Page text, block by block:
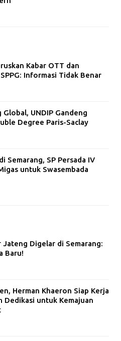
Kabar OTT dan
Informasi Tidak Benar
UNDIP Gandeng
Degree Paris-Saclay
Semarang, SP Persada IV
untuk Swasembada
Jateng Digelar di Semarang:
Baru!
Herman Khaeron Siap Kerja
Dedikasi untuk Kemajuan